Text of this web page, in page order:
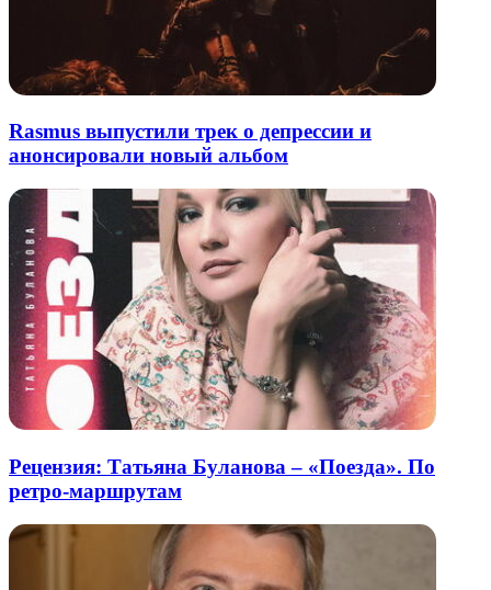
Rasmus выпустили трек о депрессии и
анонсировали новый альбом
Рецензия: Татьяна Буланова – «Поезда». По
ретро-маршрутам